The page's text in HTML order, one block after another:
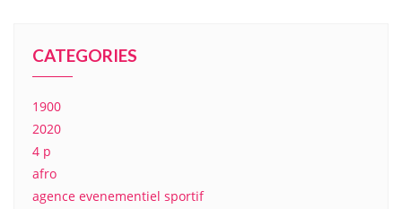
CATEGORIES
1900
2020
4 p
afro
agence evenementiel sportif